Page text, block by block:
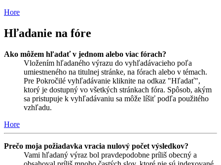
Hore
Hľadanie na fóre
Ako môžem hľadať v jednom alebo viac fórach?
Vložením hľadaného výrazu do vyhľadávacieho poľa
umiestneného na titulnej stránke, na fórach alebo v témach.
Pre Pokročilé vyhľadávanie kliknite na odkaz "Hľadať",
ktorý je dostupný vo všetkých stránkach fóra. Spôsob, akým
sa pristupuje k vyhľadávaniu sa môže líšiť podľa použitého
vzhľadu.
Hore
Prečo moja požiadavka vracia nulový počet výsledkov?
Vami hľadaný výraz bol pravdepodobne príliš obecný a